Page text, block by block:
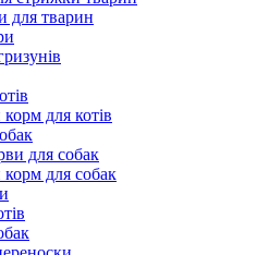
для тварин
для котів
для собак
для собак